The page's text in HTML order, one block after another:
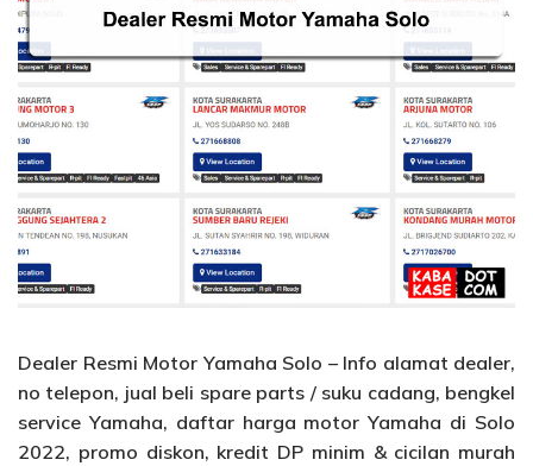
Dealer Resmi Motor Yamaha Solo – Info alamat dealer,
no telepon, jual beli spare parts / suku cadang, bengkel
service Yamaha, daftar harga motor Yamaha di Solo
2022, promo diskon, kredit DP minim & cicilan murah